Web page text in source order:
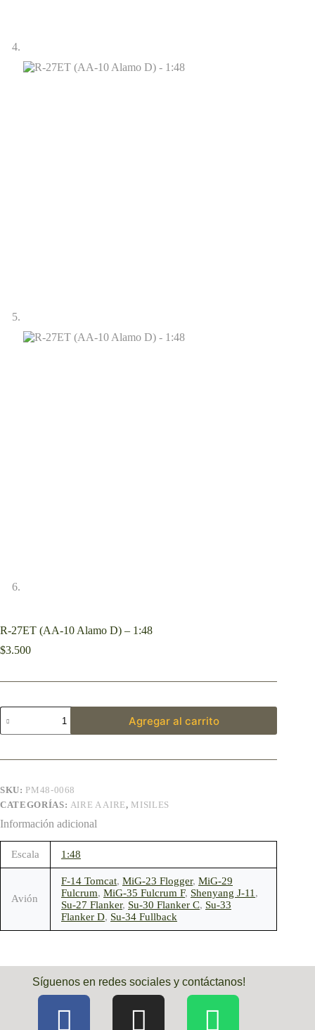
R-27ET (AA-10 Alamo D) – 1:48
$3.500
Agregar al carrito
SKU: PM48-0068
CATEGORÍAS: AIRE A AIRE, MISILES
Información adicional
Escala 1:48
Avión
F-14 Tomcat, MiG-23 Flogger, MiG-29
Fulcrum, MiG-35 Fulcrum F, Shenyang J-11 ,
Su-27 Flanker, Su-30 Flanker C, Su-33
Flanker D, Su-34 Fullback
Síguenos en redes sociales y contáctanos!